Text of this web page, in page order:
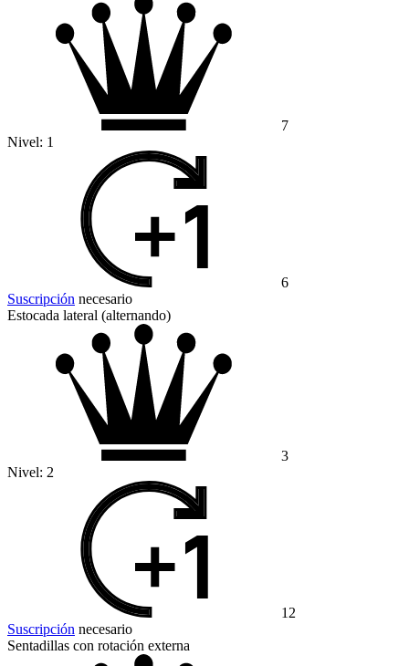
7
Nivel: 1
6
Suscripción necesario
Estocada lateral (alternando)
3
Nivel: 2
12
Suscripción necesario
Sentadillas con rotación externa